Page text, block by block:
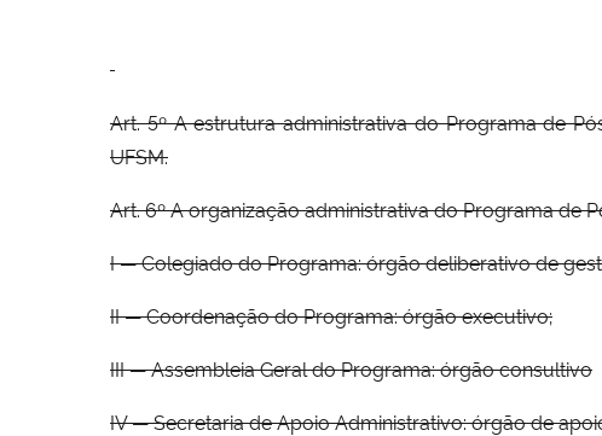
Art. 5º A estrutura administrativa do Programa de
UFSM.
Art. 6º A organização administrativa do Programa de
I — Colegiado do Programa: órgão deliberativo de
II — Coordenação do Programa: órgão executivo;
III — Assembleia Geral do Programa: órgão consultivo
IV — Secretaria de Apoio Administrativo: órgão de